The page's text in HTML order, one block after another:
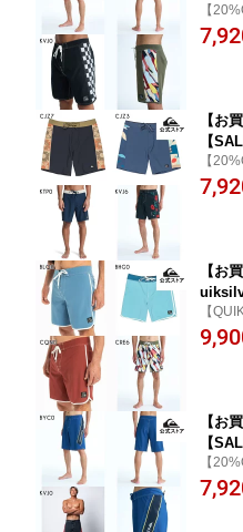
INAL
【
クイッ
【お
【
SILK
【
クイッ
【お
ドシ
【
販】
【お
【
SILK
【
クイッ